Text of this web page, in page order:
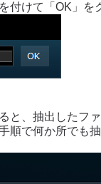
付けて「OK」を
と、抽出したフ
順で何か所でも